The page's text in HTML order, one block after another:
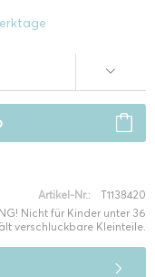
Artikel-Nr.:
T1138420
Nicht für Kinder unter 36
verschluckbare Kleinteile.